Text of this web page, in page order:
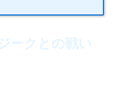
ークとの戦い